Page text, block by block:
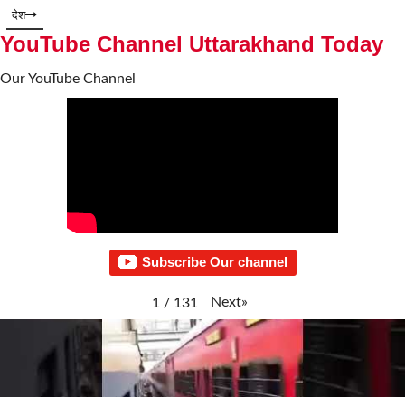
देश
YouTube Channel Uttarakhand Today
Our YouTube Channel
Subscribe Our channel
1 / 131 Next»